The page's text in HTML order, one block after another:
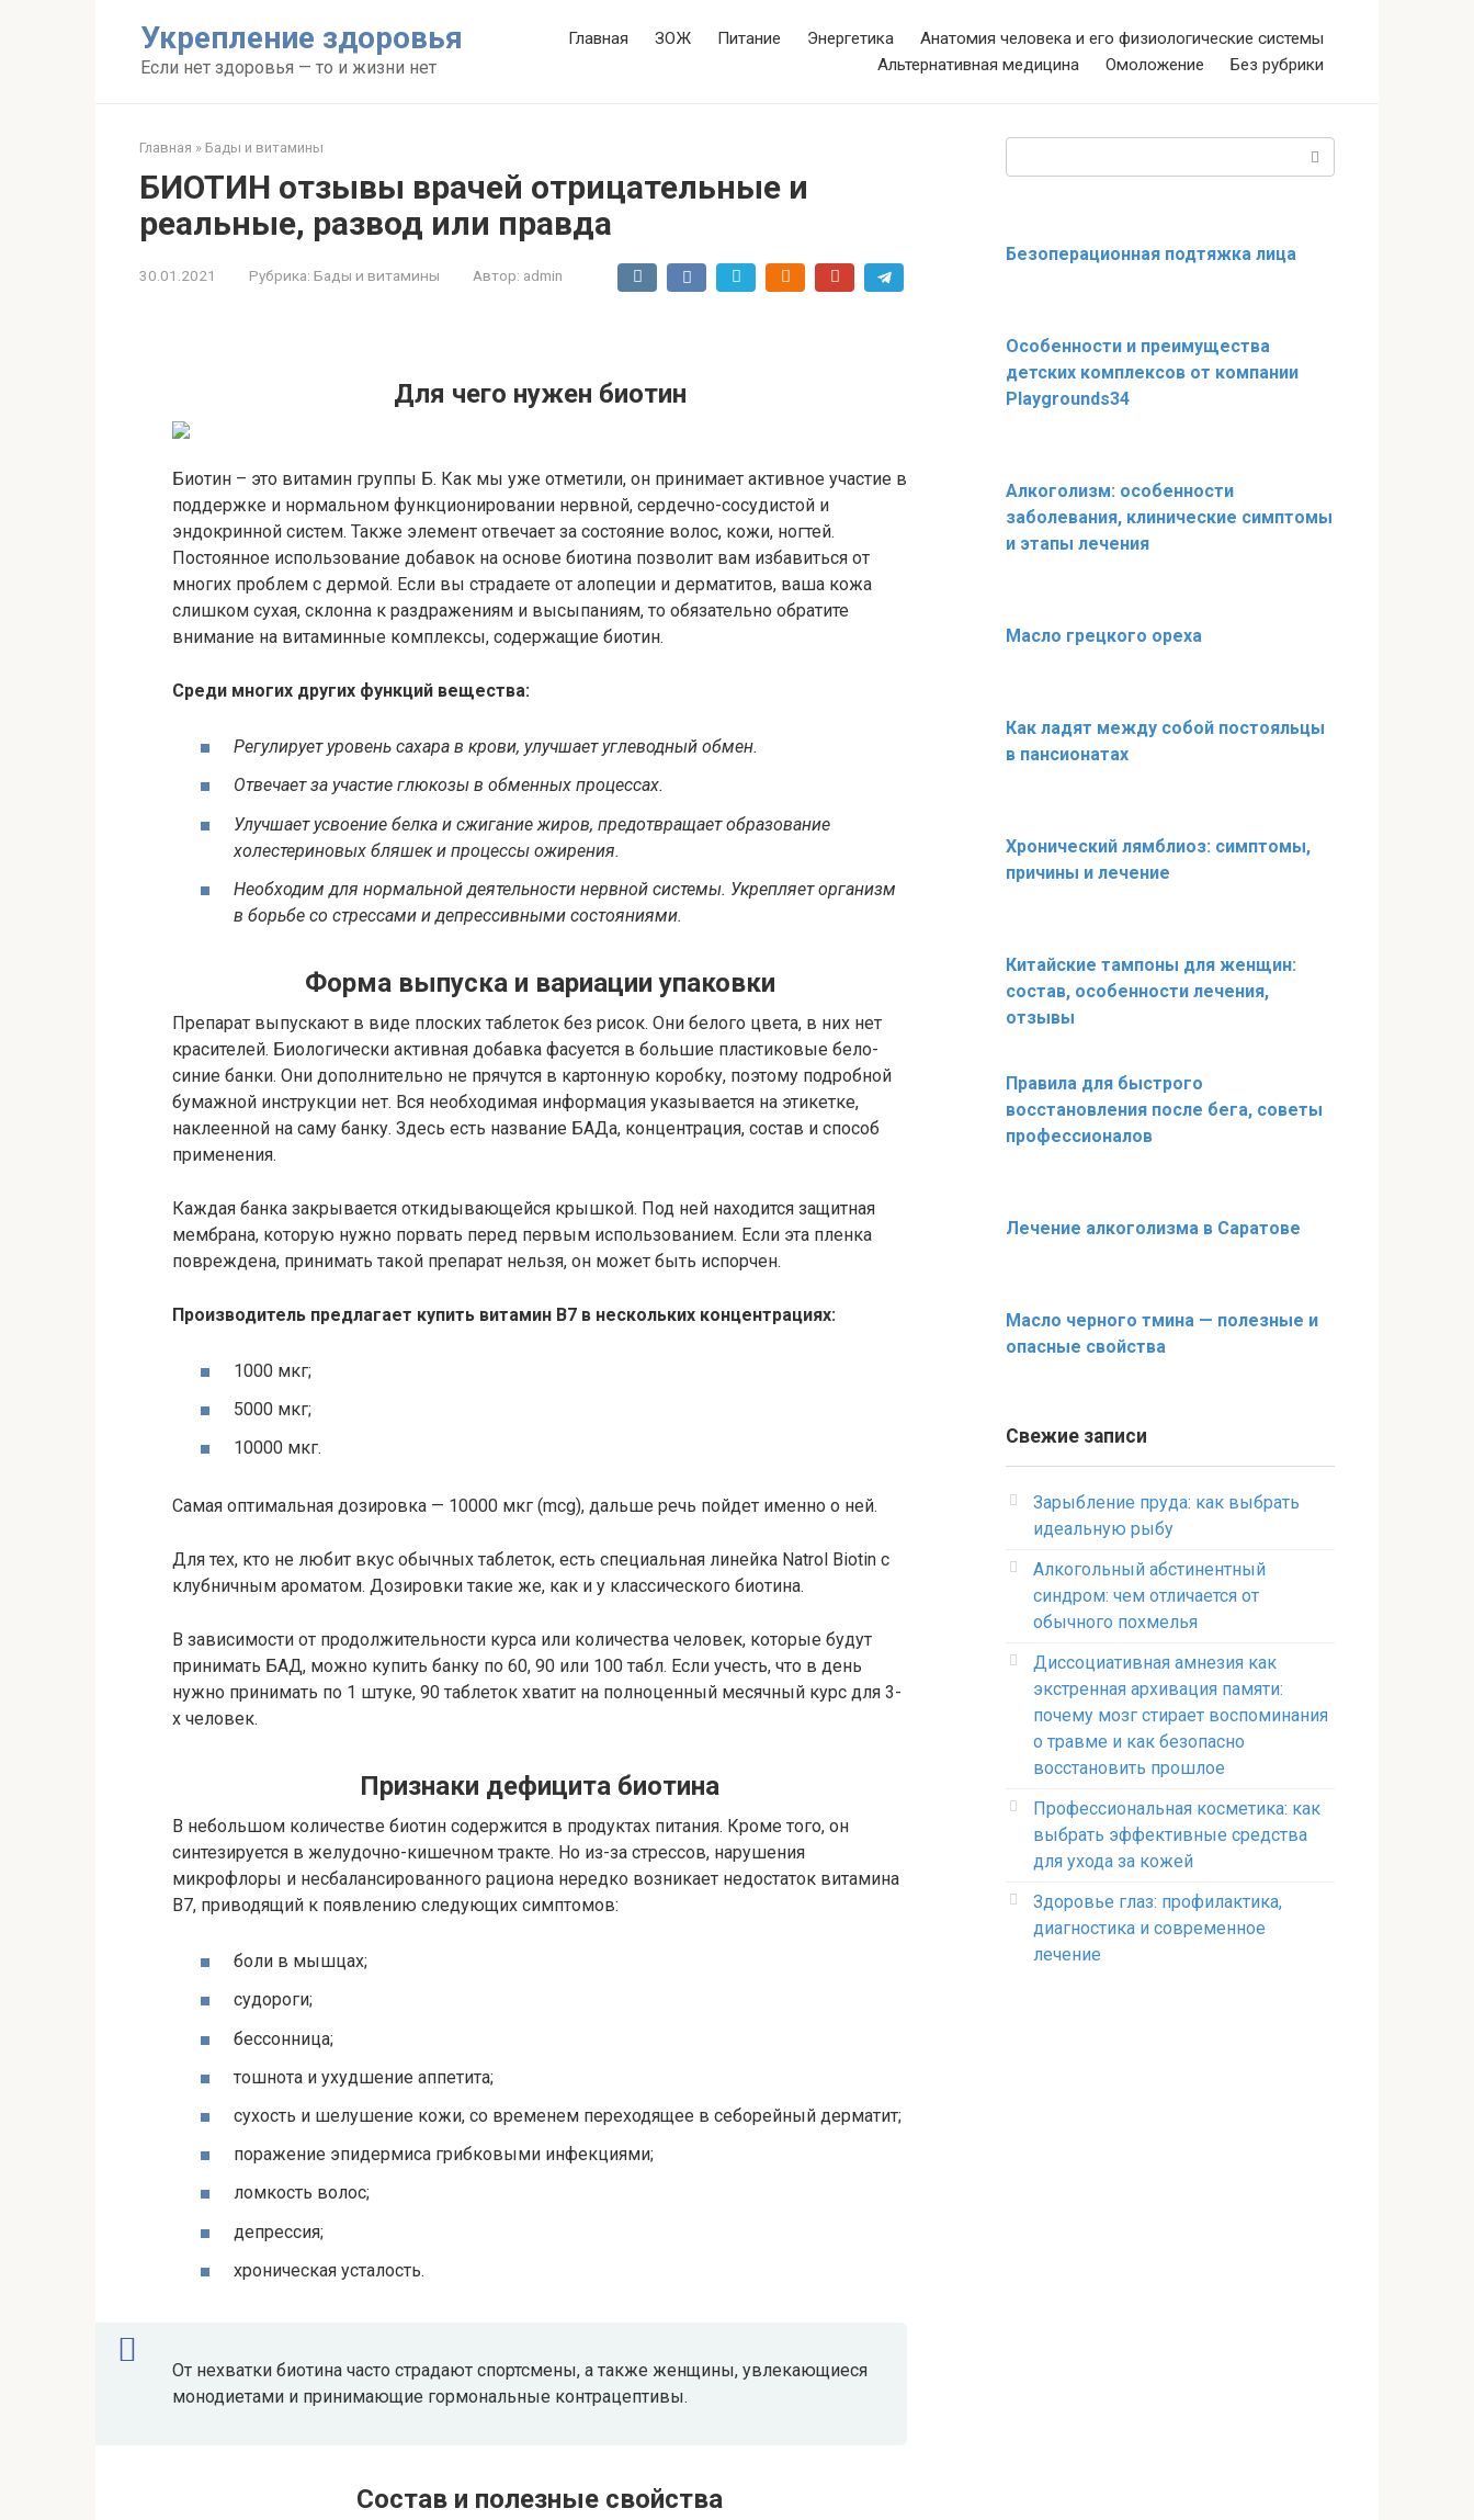
Укрепление здоровья
Если нет здоровья — то и жизни нет
Главная ЗОЖ Питание Энергетика
Анатомия человека и его физиологические системы
Альтернативная медицина
Омоложение Без рубрики
Главная » Бады и витамины
БИОТИН отзывы врачей отрицательные и
реальные, развод или правда
30.01.2021 Рубрика: Бады и витамины Автор: admin
Для чего нужен биотин
Биотин – это витамин группы Б. Как мы уже отметили, он принимает активное участие в
поддержке и нормальном функционировании нервной, сердечно-сосудистой и
эндокринной систем. Также элемент отвечает за состояние волос, кожи, ногтей.
Постоянное использование добавок на основе биотина позволит вам избавиться от
многих проблем с дермой. Если вы страдаете от алопеции и дерматитов, ваша кожа
слишком сухая, склонна к раздражениям и высыпаниям, то обязательно обратите
внимание на витаминные комплексы, содержащие биотин.
Среди многих других функций вещества:
Регулирует уровень сахара в крови, улучшает углеводный обмен.
Отвечает за участие глюкозы в обменных процессах.
Улучшает усвоение белка и сжигание жиров, предотвращает образование
холестериновых бляшек и процессы ожирения.
Необходим для нормальной деятельности нервной системы. Укрепляет организм
в борьбе со стрессами и депрессивными состояниями.
Форма выпуска и вариации упаковки
Препарат выпускают в виде плоских таблеток без рисок. Они белого цвета, в них нет
красителей. Биологически активная добавка фасуется в большие пластиковые бело-
синие банки. Они дополнительно не прячутся в картонную коробку, поэтому подробной
бумажной инструкции нет. Вся необходимая информация указывается на этикетке,
наклеенной на саму банку. Здесь есть название БАДа, концентрация, состав и способ
применения.
Каждая банка закрывается откидывающейся крышкой. Под ней находится защитная
мембрана, которую нужно порвать перед первым использованием. Если эта пленка
повреждена, принимать такой препарат нельзя, он может быть испорчен.
Производитель предлагает купить витамин В7 в нескольких концентрациях:
1000 мкг;
5000 мкг;
10000 мкг.
Самая оптимальная дозировка — 10000 мкг (mcg), дальше речь пойдет именно о ней.
Для тех, кто не любит вкус обычных таблеток, есть специальная линейка Natrol Biotin с
клубничным ароматом. Дозировки такие же, как и у классического биотина.
В зависимости от продолжительности курса или количества человек, которые будут
принимать БАД, можно купить банку по 60, 90 или 100 табл. Если учесть, что в день
нужно принимать по 1 штуке, 90 таблеток хватит на полноценный месячный курс для 3-
х человек.
Признаки дефицита биотина
В небольшом количестве биотин содержится в продуктах питания. Кроме того, он
синтезируется в желудочно-кишечном тракте. Но из-за стрессов, нарушения
микрофлоры и несбалансированного рациона нередко возникает недостаток витамина
B7, приводящий к появлению следующих симптомов:
боли в мышцах;
судороги;
бессонница;
тошнота и ухудшение аппетита;
сухость и шелушение кожи, со временем переходящее в себорейный дерматит;
поражение эпидермиса грибковыми инфекциями;
ломкость волос;
депрессия;
хроническая усталость.
От нехватки биотина часто страдают спортсмены, а также женщины, увлекающиеся
монодиетами и принимающие гормональные контрацептивы.
Состав и полезные свойства
Безоперационная подтяжка лица
Особенности и преимущества
детских комплексов от компании
Playgrounds34
Алкоголизм: особенности
заболевания, клинические симптомы
и этапы лечения
Масло грецкого ореха
Как ладят между собой постояльцы
в пансионатах
Хронический лямблиоз: симптомы,
причины и лечение
Китайские тампоны для женщин:
состав, особенности лечения,
отзывы
Правила для быстрого
восстановления после бега, советы
профессионалов
Лечение алкоголизма в Саратове
Масло черного тмина — полезные и
опасные свойства
Свежие записи
Зарыбление пруда: как выбрать
идеальную рыбу
Алкогольный абстинентный
синдром: чем отличается от
обычного похмелья
Диссоциативная амнезия как
экстренная архивация памяти:
почему мозг стирает воспоминания
о травме и как безопасно
восстановить прошлое
Профессиональная косметика: как
выбрать эффективные средства
для ухода за кожей
Здоровье глаз: профилактика,
диагностика и современное
лечение